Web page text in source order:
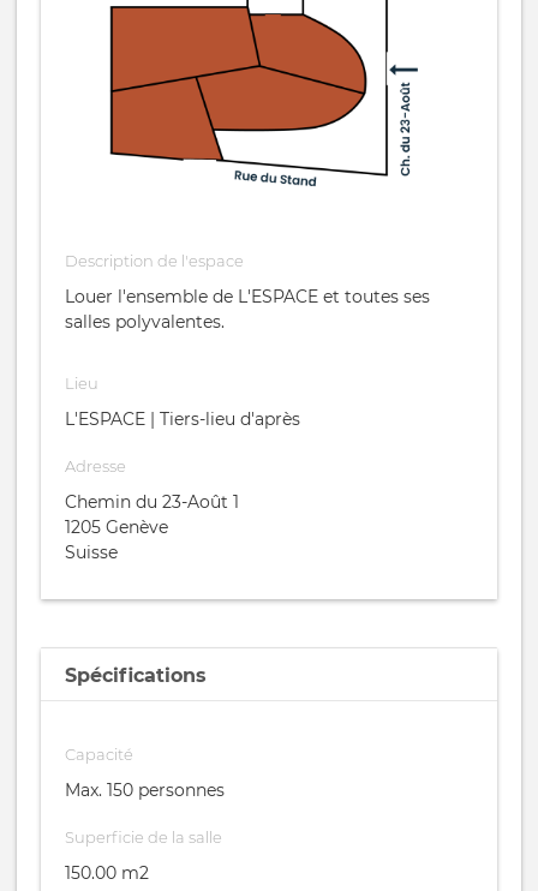
Description de l'espace
Louer l'ensemble de L'ESPACE et toutes ses
salles polyvalentes.
Lieu
L'ESPACE | Tiers-lieu d'après
Adresse
Chemin du 23-Août 1
1205 Genève
Suisse
Spécifications
Capacité
Max. 150 personnes
Superficie de la salle
150.00 m2